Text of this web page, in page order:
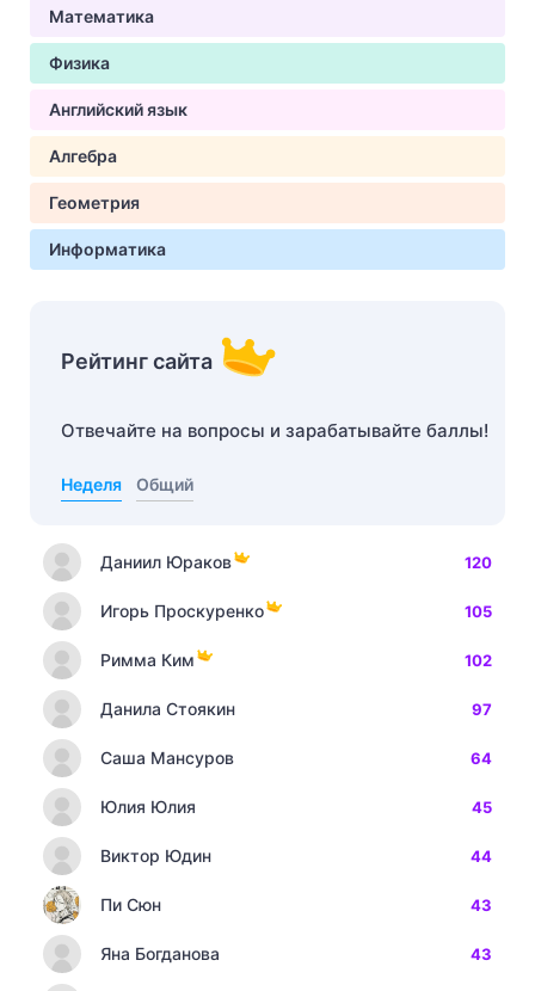
Математика
Физика
Английский язык
Алгебра
Геометрия
Информатика
Рейтинг сайта
Отвечайте на вопросы и зарабатывайте баллы!
Неделя Общий
Даниил Юраков 120
Игорь Проскуренко 105
Римма Ким 102
Данила Стоякин 97
Саша Мансуров 64
Юлия Юлия 45
Виктор Юдин 44
Пи Сюн 43
Яна Богданова 43